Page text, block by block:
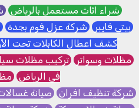
شراء اثاث مستعمل بالرياض
بيتي فايبر شركة عزل فوم بجدة
كشف اعطال الكابلات تحت
مظلات وسواتر تركيب مظلات
في الرياض
شركة تنظيف افران صيانة